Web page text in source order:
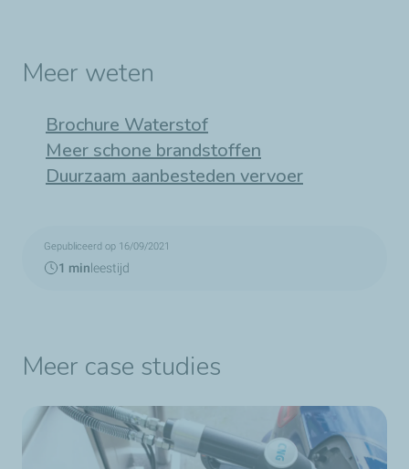
Meer weten
Brochure Waterstof
Meer schone brandstoffen
Duurzaam aanbesteden vervoer
Gepubliceerd op 16/09/2021
1 minleestijd
Meer case studies